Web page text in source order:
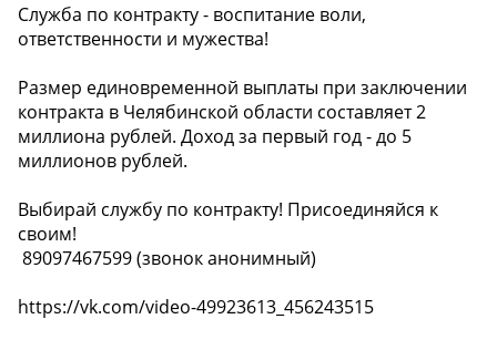
Служба по контракту - воспитание воли,
ответственности и мужества!
Размер единовременной выплаты при заключении
контракта в Челябинской области составляет 2
миллиона рублей. Доход за первый год - до 5
миллионов рублей.
Выбирай службу по контракту! Присоединяйся к
своим!
️ 89097467599 (звонок анонимный)
https://vk.com/video-49923613_456243515